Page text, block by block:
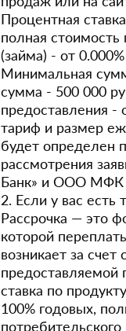
Процентная
полная стоимость
(займа) - от
Минимальная
сумма - 500 000
предоставления
тариф и размер
будет определен
рассмотрения
Банк» и ООО МФК
2. Если у вас есть
Рассрочка — это
которой
возникает за счет
предоставляемой
ставка по
100% годовых,